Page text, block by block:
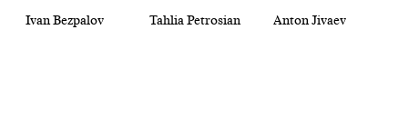
Ivan Bezpalov Tahlia Petrosian Anton Jivaev